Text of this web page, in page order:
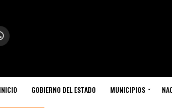
INICIO GOBIERNO DEL ESTADO MUNICIPIOS